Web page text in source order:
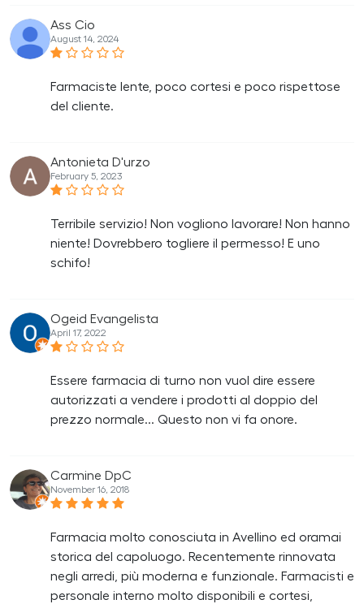
Ass Cio
August 14, 2024
Farmaciste lente, poco cortesi e poco rispettose
del cliente.
Antonieta D'urzo
February 5, 2023
Terribile servizio! Non vogliono lavorare! Non hanno
niente! Dovrebbero togliere il permesso! E uno
schifo!
Ogeid Evangelista
April 17, 2022
Essere farmacia di turno non vuol dire essere
autorizzati a vendere i prodotti al doppio del
prezzo normale... Questo non vi fa onore.
Carmine DpC
November 16, 2018
Farmacia molto conosciuta in Avellino ed oramai
storica del capoluogo. Recentemente rinnovata
negli arredi, più moderna e funzionale. Farmacisti e
personale interno molto disponibili e cortesi,